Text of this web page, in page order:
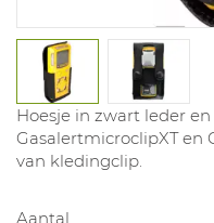
Hoesje in zwart leder
GasalertmicroclipXT en
van kledingclip.
Aantal